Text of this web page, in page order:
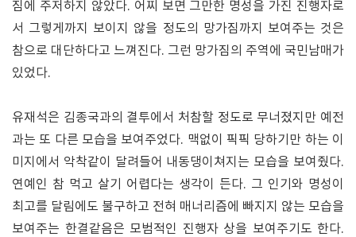
짐에 주저하지 않았다. 어찌 보면 그만한 명성을 가진 진행자로
서 그렇게까지 보이지 않을 정도의 망가짐까지 보여주는 것은
참으로 대단하다고 느껴진다. 그런 망가짐의 주역에 국민남매가
있었다.
유재석은 김종국과의 결투에서 처참할 정도로 무너졌지만 예전
과는 또 다른 모습을 보여주었다. 맥없이 픽픽 당하기만 하는 이
미지에서 악착같이 달려들어 내동댕이쳐지는 모습을 보여줬다.
연예인 참 먹고 살기 어렵다는 생각이 든다. 그 인기와 명성이
최고를 달림에도 불구하고 전혀 매너리즘에 빠지지 않는 모습을
보여주는 한결같음은 모범적인 진행자 상을 보여주기도 한다.